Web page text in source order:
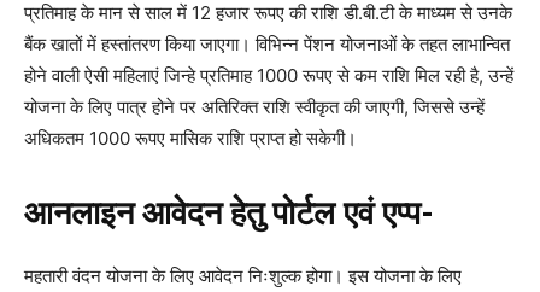
प्रतिमाह के मान से साल में 12 हजार रूपए की राशि डी.बी.टी के माध्यम से उनके
बैंक खातों में हस्तांतरण किया जाएगा। विभिन्न पेंशन योजनाओं के तहत लाभान्वित
होने वाली ऐसी महिलाएं जिन्हे प्रतिमाह 1000 रूपए से कम राशि मिल रही है, उन्हें
योजना के लिए पात्र होने पर अतिरिक्त राशि स्वीकृत की जाएगी, जिससे उन्हें
अधिकतम 1000 रूपए मासिक राशि प्राप्त हो सकेगी।
आनलाइन आवेदन हेतु पोर्टल एवं एप्प-
महतारी वंदन योजना के लिए आवेदन निःशुल्क होगा। इस योजना के लिए